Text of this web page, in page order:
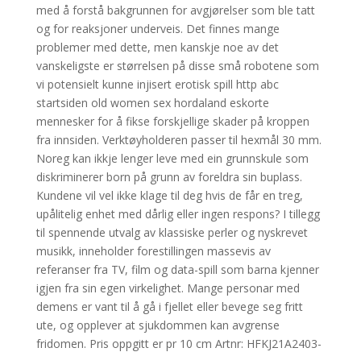
med å forstå bakgrunnen for avgjørelser som ble tatt
og for reaksjoner underveis. Det finnes mange
problemer med dette, men kanskje noe av det
vanskeligste er størrelsen på disse små robotene som
vi potensielt kunne injisert erotisk spill http abc
startsiden old women sex hordaland eskorte
mennesker for å fikse forskjellige skader på kroppen
fra innsiden. Verktøyholderen passer til hexmål 30 mm.
Noreg kan ikkje lenger leve med ein grunnskule som
diskriminerer born på grunn av foreldra sin buplass.
Kundene vil vel ikke klage til deg hvis de får en treg,
upålitelig enhet med dårlig eller ingen respons? I tillegg
til spennende utvalg av klassiske perler og nyskrevet
musikk, inneholder forestillingen massevis av
referanser fra TV, film og data-spill som barna kjenner
igjen fra sin egen virkelighet. Mange personar med
demens er vant til å gå i fjellet eller bevege seg fritt
ute, og opplever at sjukdommen kan avgrense
fridomen. Pris oppgitt er pr 10 cm Artnr: HFKJ21A2403-